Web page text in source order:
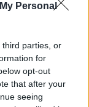
Personal
third parties, or
for
opt-out
that after your
seeing